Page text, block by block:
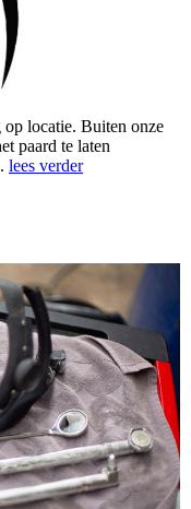
locatie. Buiten onze
paard te laten
lees verder